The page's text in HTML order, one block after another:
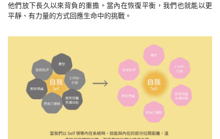
他們放下長久以來背負的重擔。當內在恢復平衡，我們也就能以更
平靜、有力量的方式回應生命中的挑戰。